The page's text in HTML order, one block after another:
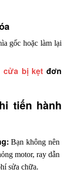
gốc hoặc làm lại
cửa bị kẹt đơn
tiến hành
Bạn không nên
motor, ray dẫn
sửa chữa.